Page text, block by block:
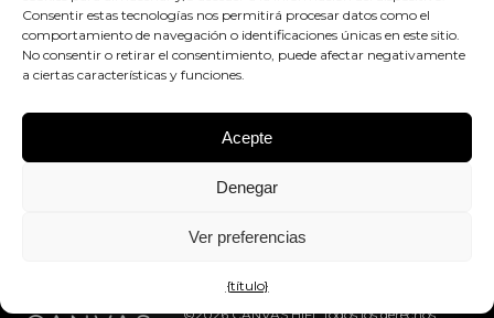
Consentir estas tecnologías nos permitirá procesar datos como el
comportamiento de navegación o identificaciones únicas en este sitio.
No consentir o retirar el consentimiento, puede afectar negativamente
a ciertas características y funciones.
Acepte
Denegar
Ver preferencias
{título}
hello@canvashifi.com Llame al +45 29 75 00 45
CANVAS HiFi ApS
Flade Engvej 4
Número de IVA:DK43519425
©2026 CANVAS HiFi. Todos los derechos